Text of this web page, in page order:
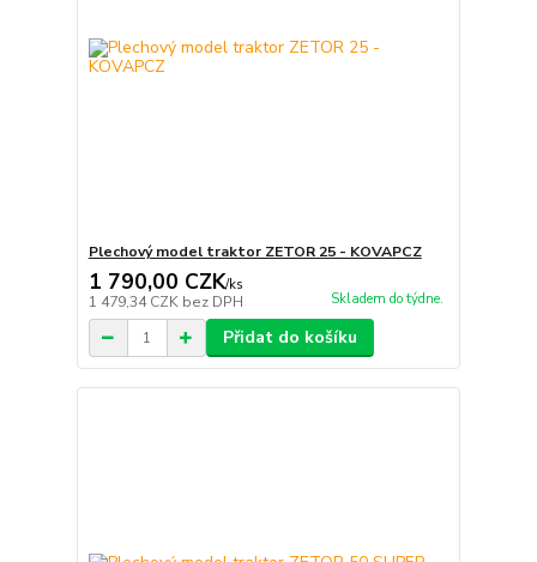
Plechový model traktor ZETOR 25 - KOVAPCZ
1 790,00 CZK/ks
1 479,34 CZK bez DPH Skladem do týdne.
Přidat do košíku